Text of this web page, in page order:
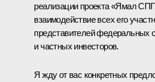
реализации проекта «Ямал
взаимодействие всех его
представителей федеральных
и частных инвесторов.
Я жду от вас конкретных